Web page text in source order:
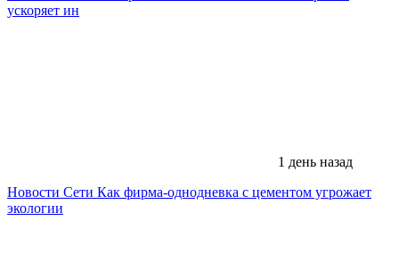
ускоряет ин
1 день назад
Новости Сети Как фирма-однодневка с цементом угрожает
экологии